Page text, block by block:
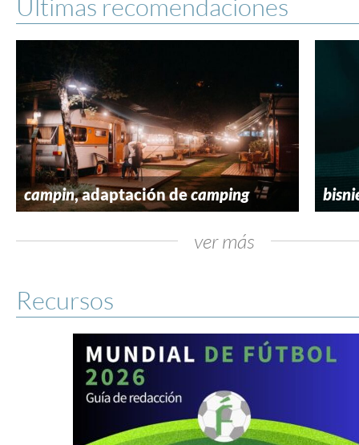
Últimas recomendaciones
campin, adaptación decamping
ver más
Recursos